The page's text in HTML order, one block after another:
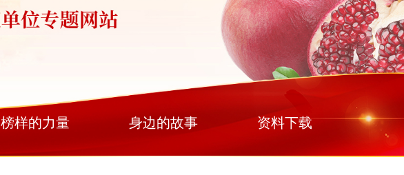
榜样的力量 身边的故事 资料下载